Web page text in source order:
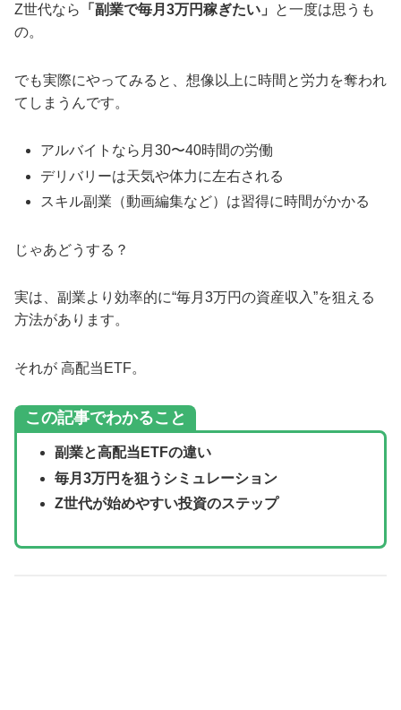
Z世代なら 「副業で毎月3万円稼ぎたい」
と一度は思うも
の。
でも実際にやってみると、想像以上に時間と労力を奪われ
てしまうんです。
アルバイトなら月30〜40時間の労働
デリバリーは天気や体力に左右される
スキル副業（動画編集など）は習得に時間がかかる
じゃあどうする？
実は、副業より効率的に“毎月3万円の資産収入”を狙える
方法があります。
それが 高配当ETF。
この記事でわかること
副業と高配当ETFの違い
毎月3万円を狙うシミュレーション
Z世代が始めやすい投資のステップ